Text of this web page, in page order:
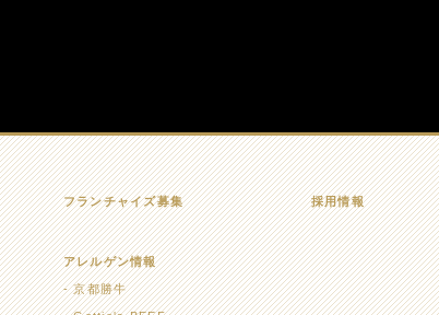
フランチャイズ募集
アレルゲン情報
京都勝牛
採用情報